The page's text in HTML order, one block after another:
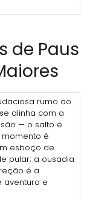
de Paus
rumo ao
alinha com a
— o salto é
é
esboço de
pular; a ousadia
é a
aventura e